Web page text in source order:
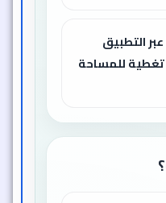
التطبيق
للمساحة